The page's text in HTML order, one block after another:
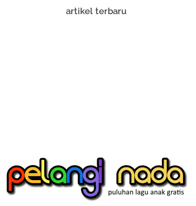
artikel terbaru